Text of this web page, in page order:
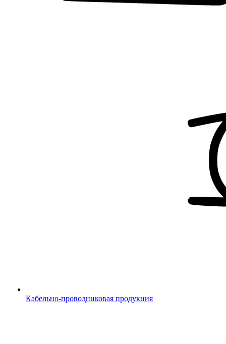
Кабельно-проводниковая продукция